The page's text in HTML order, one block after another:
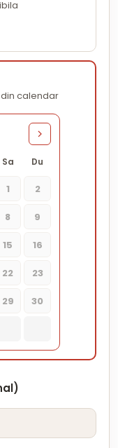
calendar
Sa Du
1 2
8 9
15 16
22 23
29 30